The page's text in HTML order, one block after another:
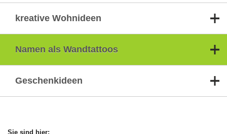
kreative Wohnideen
Namen als Wandtattoos
Geschenkideen